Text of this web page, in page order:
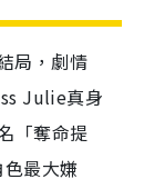
局，劇情
Julie真身
「奪命提
最大嫌